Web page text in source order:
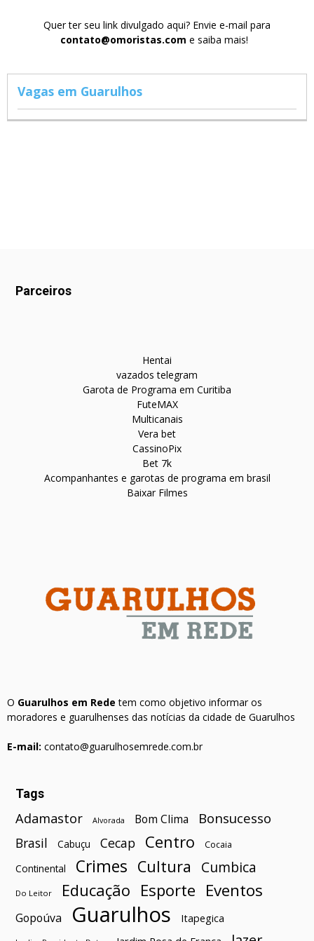
Quer ter seu link divulgado aqui? Envie e-mail para
contato@omoristas.com e saiba mais!
Vagas em Guarulhos
Parceiros
Hentai
vazados telegram
Garota de Programa em Curitiba
FuteMAX
Multicanais
Vera bet
CassinoPix
Bet 7k
Acompanhantes e garotas de programa em brasil
Baixar Filmes
O Guarulhos em Rede tem como objetivo informar os
moradores e guarulhenses das notícias da cidade de Guarulhos
E-mail: contato@guarulhosemrede.com.br
Tags
Adamastor Alvorada Bom Clima Bonsucesso
Brasil Cabuçu Cecap Centro Cocaia
Continental Crimes Cultura Cumbica
Do Leitor Educação Esporte Eventos
Gopoúva Guarulhos Itapegica